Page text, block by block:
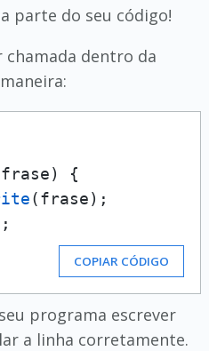
parte do seu código!
chamada dentro da
{
(frase);
COPIAR CÓDIGO
programa escrever
a linha corretamente.